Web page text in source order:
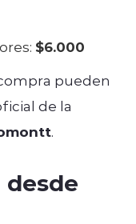
$6.000
pueden
de la
.